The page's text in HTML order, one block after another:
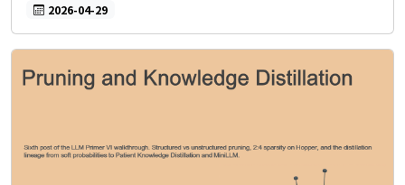
2026-04-29